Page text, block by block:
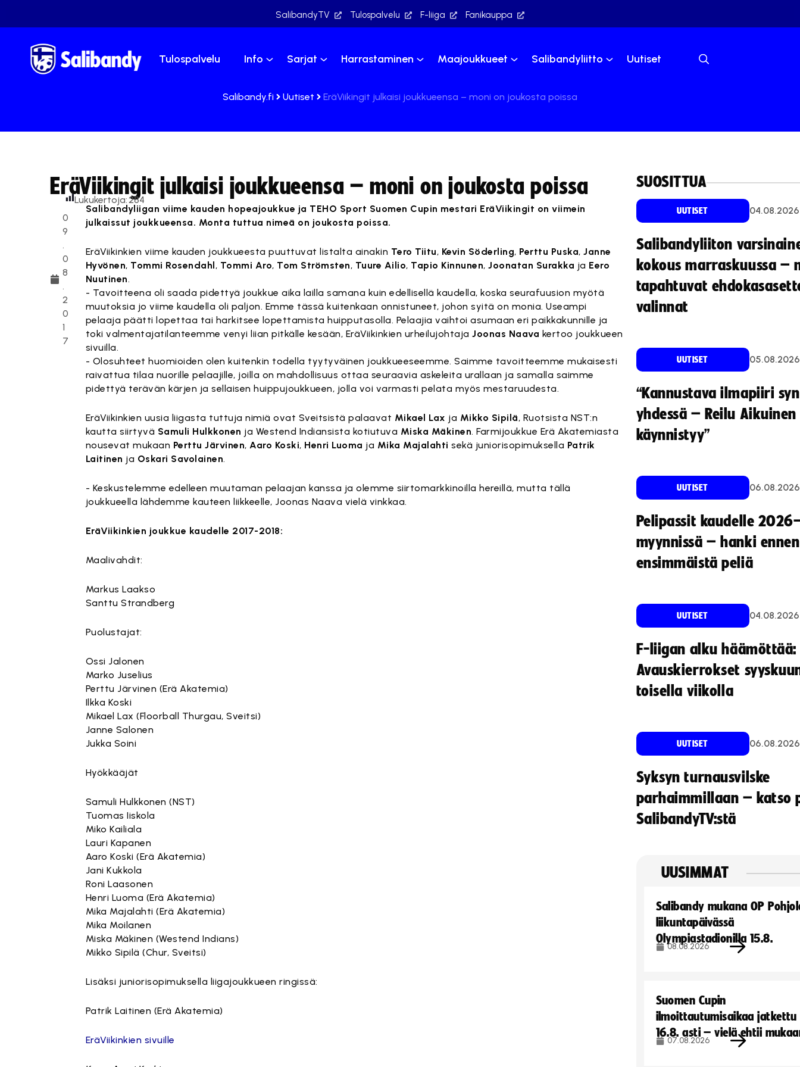
SalibandyTV Tulospalvelu F-liiga Fanikauppa
Tulospalvelu Info Sarjat Harrastaminen Maajoukkueet Salibandyliitto Uutiset
Salibandy.fi Uutiset EräViikingit julkaisi joukkueensa – moni on joukosta poissa
EräViikingit julkaisi joukkueensa – moni on joukosta poissa
0
9
.
0
8
.
2
0
1
7
Lukukertoja:284
Salibandyliigan viime kauden hopeajoukkue ja TEHO Sport Suomen Cupin mestari EräViikingit on viimein
julkaissut joukkueensa. Monta tuttua nimeä on joukosta poissa.
EräViikinkien viime kauden joukkueesta puuttuvat listalta ainakin Tero Tiitu, Kevin Söderling, Perttu Puska,Janne
Hyvönen, Tommi Rosendahl, Tommi Aro, Tom Strömsten, Tuure Ailio, Tapio Kinnunen,Joonatan Surakka ja Eero
Nuutinen.
- Tavoitteena oli saada pidettyä joukkue aika lailla samana kuin edellisellä kaudella, koska seurafuusion myötä
muutoksia jo viime kaudella oli paljon. Emme tässä kuitenkaan onnistuneet, johon syitä on monia. Useampi
pelaaja päätti lopettaa tai harkitsee lopettamista huipputasolla. Pelaajia vaihtoi asumaan eri paikkakunnille ja
toki valmentajatilanteemme venyi liian pitkälle kesään, EräViikinkien urheilujohtajaJoonas Naava kertoo joukkueen
sivuilla.
- Olosuhteet huomioiden olen kuitenkin todella tyytyväinen joukkueeseemme. Saimme tavoitteemme mukaisesti
raivattua tilaa nuorille pelaajille, joilla on mahdollisuus ottaa seuraavia askeleita urallaan ja samalla saimme
pidettyä terävän kärjen ja sellaisen huippujoukkueen, jolla voi varmasti pelata myös mestaruudesta.
EräViikinkien uusia liigasta tuttuja nimiä ovat Sveitsistä palaavat Mikael Lax ja Mikko Sipilä, Ruotsista NST:n
kautta siirtyvä Samuli Hulkkonen ja Westend Indiansista kotiutuva Miska Mäkinen. Farmijoukkue Erä Akatemiasta
nousevat mukaan Perttu Järvinen,Aaro Koski, Henri Luoma ja Mika Majalahti sekä juniorisopimuksella Patrik
Laitinen ja Oskari Savolainen.
- Keskustelemme edelleen muutaman pelaajan kanssa ja olemme siirtomarkkinoilla hereillä, mutta tällä
joukkueella lähdemme kauteen liikkeelle, Joonas Naava vielä vinkkaa.
EräViikinkien joukkue kaudelle 2017-2018:
Maalivahdit:
Markus Laakso
Santtu Strandberg
Puolustajat:
Ossi Jalonen
Marko Juselius
Perttu Järvinen (Erä Akatemia)
Ilkka Koski
Mikael Lax (Floorball Thurgau, Sveitsi)
Janne Salonen
Jukka Soini
Hyökkääjät
Samuli Hulkkonen (NST)
Tuomas Iiskola
Miko Kailiala
Lauri Kapanen
Aaro Koski (Erä Akatemia)
Jani Kukkola
Roni Laasonen
Henri Luoma (Erä Akatemia)
Mika Majalahti (Erä Akatemia)
Mika Moilanen
Miska Mäkinen (Westend Indians)
Mikko Sipilä (Chur, Sveitsi)
Lisäksi juniorisopimuksella liigajoukkueen ringissä:
Patrik Laitinen (Erä Akatemia)
EräViikinkien sivuille
SUOSITTUA
UUTISET 04.08.2026
Salibandyliiton
kokous marraskuussa –
tapahtuvat
valinnat
UUTISET 05.08.2026
“Kannustava ilmapiiri
yhdessä – Reilu
käynnistyy”
UUTISET 06.08.2026
Pelipassit kaudelle
myynnissä – hanki ennen
ensimmäistä peliä
UUTISET 04.08.2026
F-liigan alku häämöttää:
Avauskierrokset
toisella viikolla
UUTISET 06.08.2026
Syksyn turnausvilske
parhaimmillaan – katso
SalibandyTV:stä
UUSIMMAT
Salibandy mukana OP
liikuntapäivässä
Olympiastadionilla 15.8.
08.08.2026
Suomen Cupin
ilmoittautumisaikaa jatkettu
16.8. asti – vielä ehtii
07.08.2026